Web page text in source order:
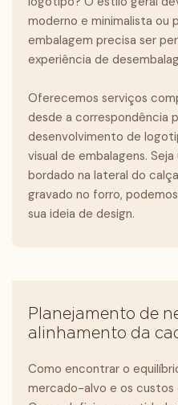
moderno e minimalista ou
embalagem precisa ser
experiência de
Oferecemos serviços
desde a correspondência
desenvolvimento de
visual de embalagens.
bordado na lateral do
gravado no forro,
sua ideia de design.
Planejamento de
alinhamento da
Como encontrar o
mercado-alvo e os